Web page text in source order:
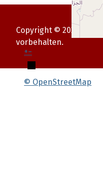
+−
© OpenStreetMap
Copyright © 2026 MRP
vorbehalten.